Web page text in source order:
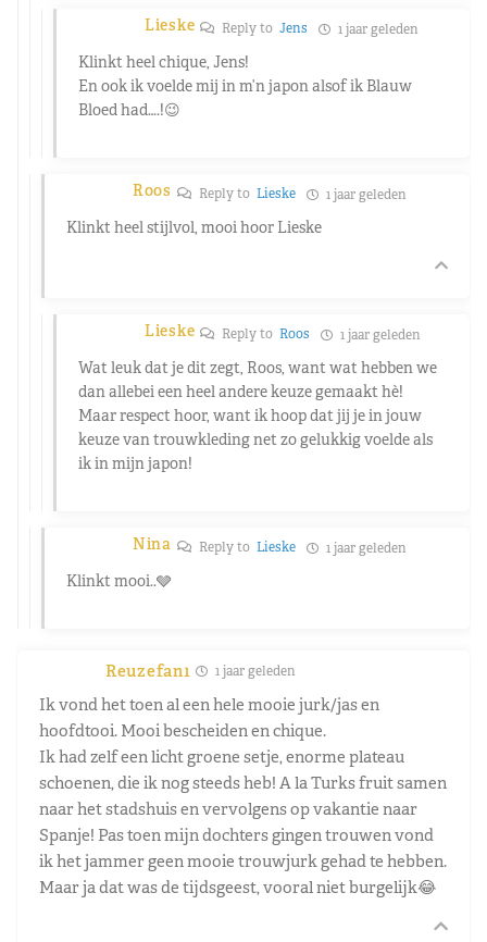
Lieske Reply toJens 1 jaar geleden
Klinkt heel chique, Jens!
En ook ik voelde mij in m’n japon alsof ik Blauw
Bloed had….!😉
Roos Reply to Lieske 1 jaar geleden
Klinkt heel stijlvol, mooi hoor Lieske
Lieske Reply toRoos 1 jaar geleden
Wat leuk dat je dit zegt, Roos, want wat hebben we
dan allebei een heel andere keuze gemaakt hè!
Maar respect hoor, want ik hoop dat jij je in jouw
keuze van trouwkleding net zo gelukkig voelde als
ik in mijn japon!
Nina Reply to Lieske 1 jaar geleden
Klinkt mooi..🩶
Reuzefan1 1 jaar geleden
Ik vond het toen al een hele mooie jurk/jas en
hoofdtooi. Mooi bescheiden en chique.
Ik had zelf een licht groene setje, enorme plateau
schoenen, die ik nog steeds heb! A la Turks fruit samen
naar het stadshuis en vervolgens op vakantie naar
Spanje! Pas toen mijn dochters gingen trouwen vond
ik het jammer geen mooie trouwjurk gehad te hebben.
Maar ja dat was de tijdsgeest, vooral niet burgelijk😂